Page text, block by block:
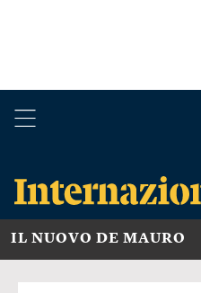
IL NUOVO DE MAURO